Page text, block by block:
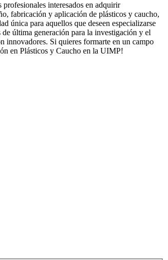
interesados en adquirir
fabricación y aplicación de plásticos y caucho,
única para aquellos que deseen especializarse
última generación para la investigación y el
innovadores. Si quieres formarte en un campo
en Plásticos y Caucho en la UIMP!